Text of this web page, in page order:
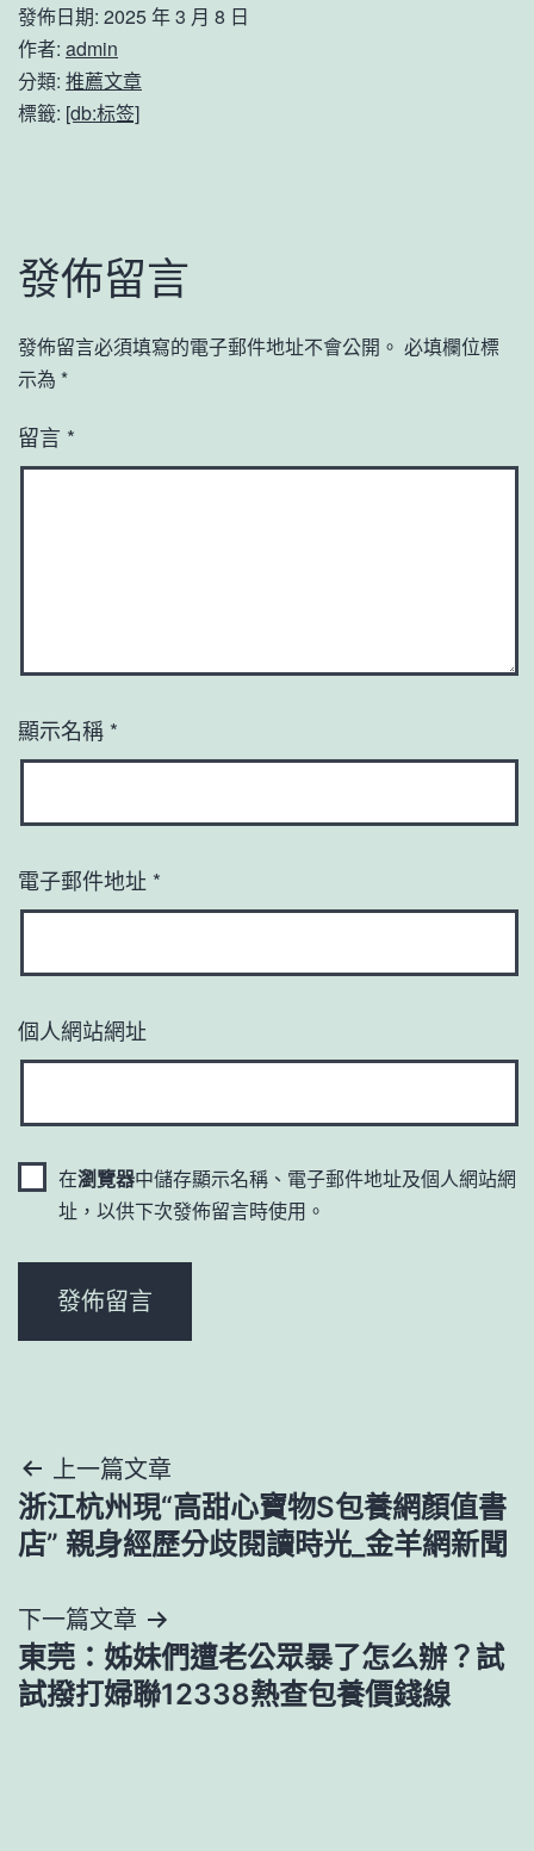
發佈日期: 2025 年 3 月 8 日
作者: admin
分類: 推薦文章
標籤: [db:标签]
發佈留言
發佈留言必須填寫的電子郵件地址不會公開。 必填欄位標
示為 *
留言 *
顯示名稱 *
電子郵件地址 *
個人網站網址
在瀏覽器中儲存顯示名稱、電子郵件地址及個人網站網
址，以供下次發佈留言時使用。
文
章
覽
上一篇文章
浙江杭州現“高甜心寶物S包養網顏值書
店” 親身經歷分歧閱讀時光_金羊網新聞
下一篇文章
東莞：姊妹們遭老公眾暴了怎么辦？試
試撥打婦聯12338熱查包養價錢線